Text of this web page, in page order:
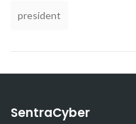
president
SentraCyber